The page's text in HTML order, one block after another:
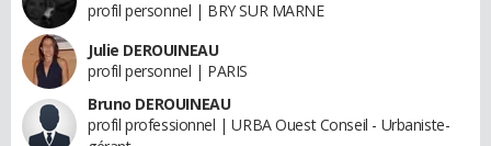
profil personnel | BRY SUR MARNE
Julie DEROUINEAU
profil personnel | PARIS
Bruno DEROUINEAU
profil professionnel | URBA Ouest Conseil - Urbaniste-